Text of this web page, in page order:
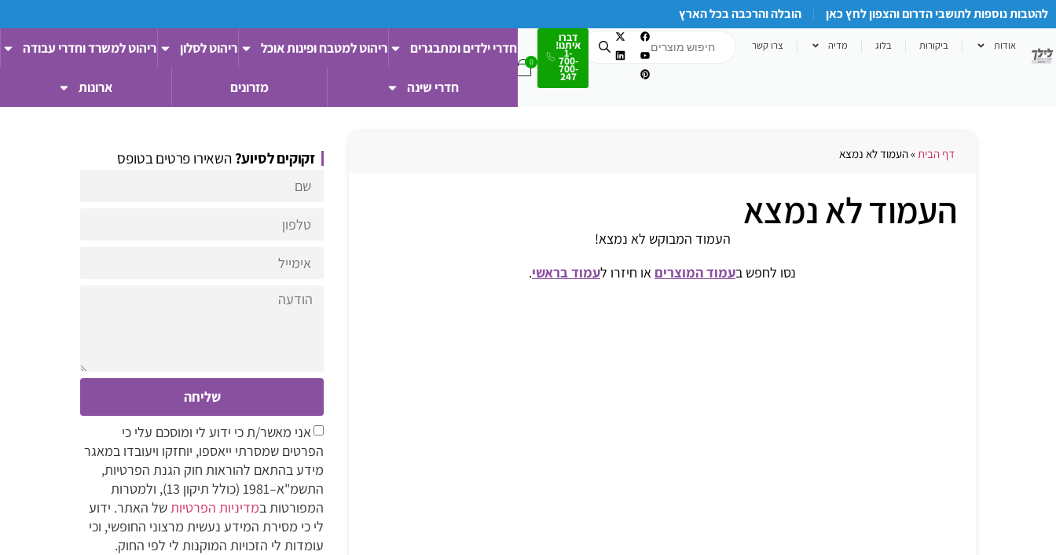
להטבות נוספות לתושבי הדרום והצפון לחץ כאן הובלה והרכבה בכל הארץ
אודות ביקורות בלוג מדיה צרו קשר
דברו
איתנו!
1-
700-
700-
247
חדרי ילדים ומתבגרים ריהוט למטבח ופינות אוכל ריהוט לסלון ריהוט למשרד וחדרי עבודה
חדרי שינה מזרונים ארונות
דף הבית »העמוד לא נמצא
העמוד לא נמצא
העמוד המבוקש לא נמצא!
נסו לחפש בעמוד המוצרים או חיזרו לעמוד בראשי.
זקוקים לסיוע? השאירו פרטים בטופס
אני מאשר/ת כי ידוע לי ומוסכם עלי כי
הפרטים שמסרתי ייאספו, יוחזקו ויעובדו במאגר
מידע בהתאם להוראות חוק הגנת הפרטיות,
התשמ"א–1981 (כולל תיקון 13), ולמטרות
המפורטות במדיניות הפרטיותשל האתר. ידוע
לי כי מסירת המידע נעשית מרצוני החופשי, וכי
עומדות לי הזכויות המוקנות לי לפי החוק.
שליחה